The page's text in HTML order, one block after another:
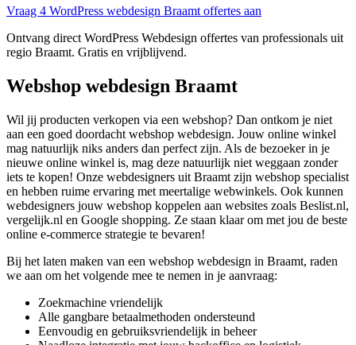
Vraag 4 WordPress webdesign Braamt offertes aan
Ontvang direct WordPress Webdesign offertes van professionals uit
regio Braamt. Gratis en vrijblijvend.
Webshop webdesign Braamt
Wil jij producten verkopen via een webshop? Dan ontkom je niet
aan een goed doordacht webshop webdesign. Jouw online winkel
mag natuurlijk niks anders dan perfect zijn. Als de bezoeker in je
nieuwe online winkel is, mag deze natuurlijk niet weggaan zonder
iets te kopen! Onze webdesigners uit Braamt zijn webshop specialist
en hebben ruime ervaring met meertalige webwinkels. Ook kunnen
webdesigners jouw webshop koppelen aan websites zoals Beslist.nl,
vergelijk.nl en Google shopping. Ze staan klaar om met jou de beste
online e-commerce strategie te bevaren!
Bij het laten maken van een webshop webdesign in Braamt, raden
we aan om het volgende mee te nemen in je aanvraag:
Zoekmachine vriendelijk
Alle gangbare betaalmethoden ondersteund
Eenvoudig en gebruiksvriendelijk in beheer